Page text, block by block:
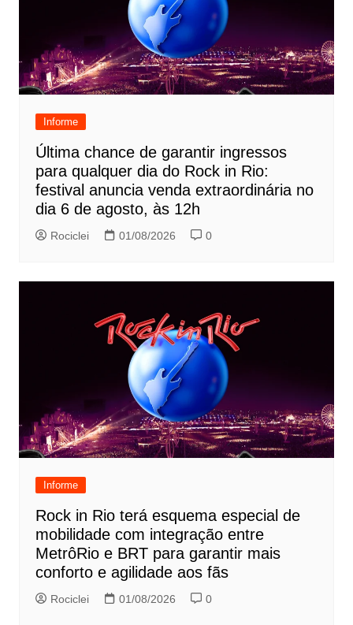
Informe
Última chance de garantir ingressos
para qualquer dia do Rock in Rio:
festival anuncia venda extraordinária no
dia 6 de agosto, às 12h
Rociclei 01/08/2026 0
Informe
Rock in Rio terá esquema especial de
mobilidade com integração entre
MetrôRio e BRT para garantir mais
conforto e agilidade aos fãs
Rociclei 01/08/2026 0